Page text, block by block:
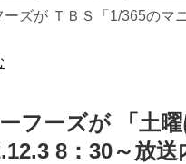
ーズが ＴＢＳ「1/365のマ
フーズが 「土曜
8：30～放